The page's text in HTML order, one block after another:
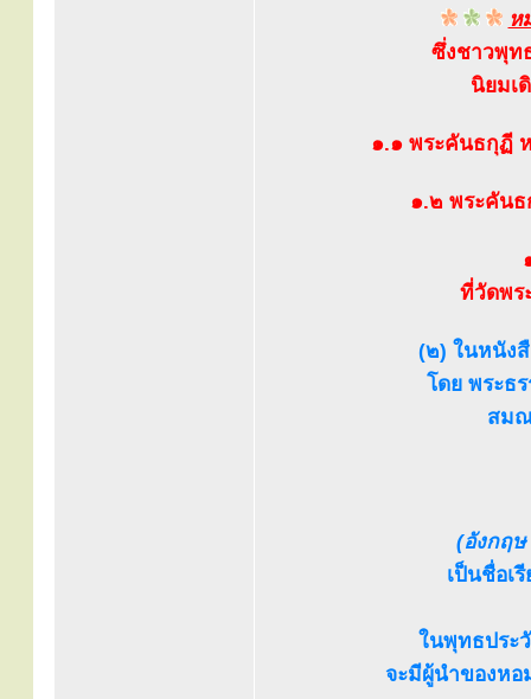
ห
ซึ่งชาวพุท
นิยมเ
๑.๑ พระคันธกุฏี
๑.๒ พระคัน
ที่วัดพร
(๒) ในหนัง
โดย พระธ
สมณ
(อังกฤษ
เป็นชื่อเ
ในพุทธประ
จะมีผู้นำของหอ